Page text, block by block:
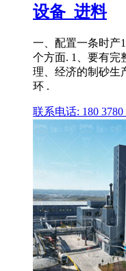
设备_进料
一、配置一条时产
个方面. 1、要有完
理、经济的制砂生
环 .
联系电话: 180 3780